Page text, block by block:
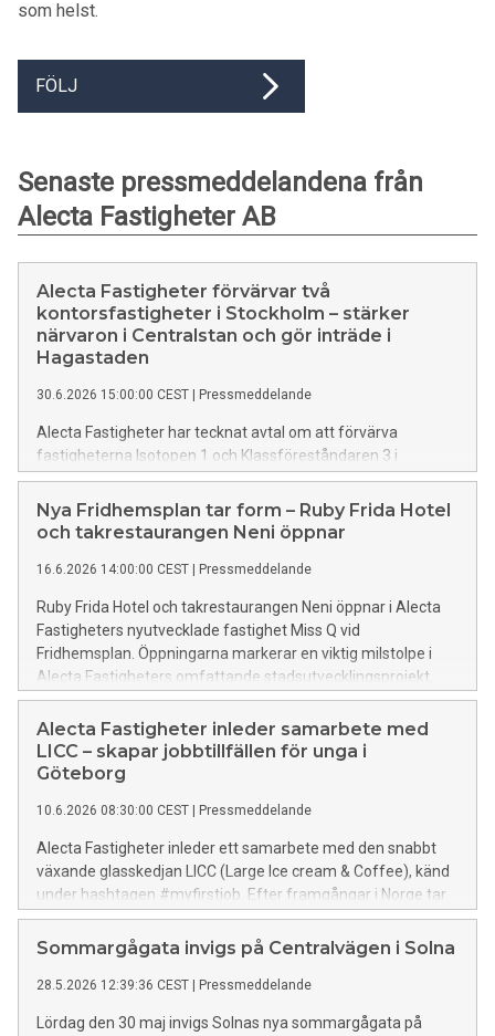
som helst.
FÖLJ
Senaste pressmeddelandena från
Alecta Fastigheter AB
Alecta Fastigheter förvärvar två
kontorsfastigheter i Stockholm – stärker
närvaron i Centralstan och gör inträde i
Hagastaden
30.6.2026 15:00:00 CEST Pressmeddelande
Alecta Fastigheter har tecknat avtal om att förvärva
fastigheterna Isotopen 1 och Klassföreståndaren 3 i
Stockholm. Förvärvet är en del av bolagets långsiktiga
strategi att växa i centrala och attraktiva lägen. Den totala
uthyrningsbara ytan uppgår till cirka 36 100 kvadratmeter,
Nya Fridhemsplan tar form – Ruby Frida Hotel
och takrestaurangen Neni öppnar
16.6.2026 14:00:00 CEST Pressmeddelande
Ruby Frida Hotel och takrestaurangen Neni öppnar i Alecta
Fastigheters nyutvecklade fastighet Miss Q vid
Fridhemsplan. Öppningarna markerar en viktig milstolpe i
Alecta Fastigheters omfattande stadsutvecklingsprojekt,
där en tidigare kontorsfastighet nu omvandlas till en levande
och sammanhängande stadsdel med hotell, restauranger,
bostäder, kontor, handel och offentliga miljöer.
Alecta Fastigheter inleder samarbete med
LICC – skapar jobbtillfällen för unga i
Göteborg
10.6.2026 08:30:00 CEST Pressmeddelande
Alecta Fastigheter inleder ett samarbete med den snabbt
växande glasskedjan LICC (Large Ice cream & Coffee), känd
under hashtagen #myfirstjob. Efter framgångar i Norge tar
LICC nu nästa steg med ambitionen att skapa fler
arbetstillfällen för unga även i Sverige.
Sommargågata invigs på Centralvägen i Solna
28.5.2026 12:39:36 CEST Pressmeddelande
Lördag den 30 maj invigs Solnas nya sommargågata på